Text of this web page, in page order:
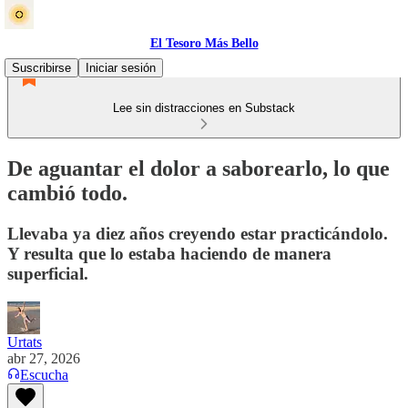
El Tesoro Más Bello
Suscribirse
Iniciar sesión
Lee sin distracciones en Substack
De aguantar el dolor a saborearlo, lo que
cambió todo.
Llevaba ya diez años creyendo estar practicándolo.
Y resulta que lo estaba haciendo de manera
superficial.
Urtats
abr 27, 2026
Escucha